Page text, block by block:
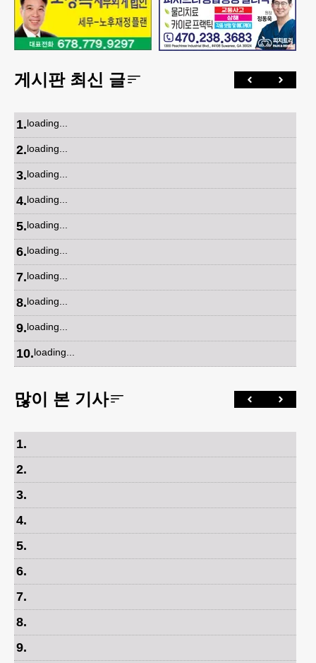
게시판 최신 글
1.loading...
2.loading...
3.loading...
4.loading...
5.loading...
6.loading...
7.loading...
8.loading...
9.loading...
10.loading...
많이 본 기사
1.
2.
3.
4.
5.
6.
7.
8.
9.